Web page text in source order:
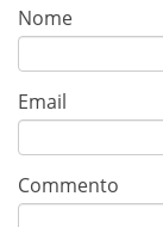
Nome
Email
Commento